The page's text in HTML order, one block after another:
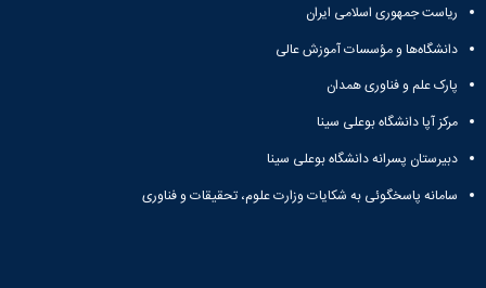
اعضای
هیأت
علمی
دبیرخانه
هیأت
امنا
دبیرخانه
خیرین
ریاست جمهوری اسلامی ایران
دانشگاه‌ها و مؤسسات آموزش عالی
پارک علم و فناوری همدان
مرکز آپا دانشگاه بوعلی سینا
دبیرستان پسرانه دانشگاه بوعلی سینا
سامانه پاسخگوئی به شکایات وزارت علوم، تحقیقات و فناوری